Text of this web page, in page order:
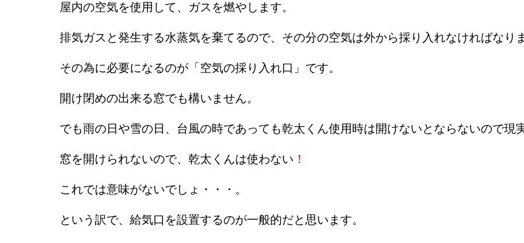
屋内の空気を使用して、ガスを燃やします。
排気ガスと発生する水蒸気を棄てるので、 その分の空気は外から採り入れなければなり
その為に必要になるのが「空気の採り入れ口」です。
開け閉めの出来る窓でも構いません。
でも雨の日や雪の日、台風の時であっても乾太くん使用時は開けないとならないので現
窓を開けられないので、乾太くんは使わない ！
これでは意味がないでしょ・・・。
という訳で、給気口を設置するのが一般的だと思います。